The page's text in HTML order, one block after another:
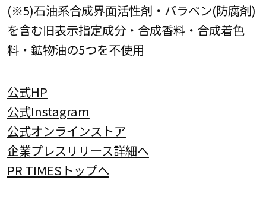
(※5)石油系合成界面活性剤・パラベン(防腐剤)
を含む旧表示指定成分・合成香料・合成着色
料・鉱物油の5つを不使用
公式HP
公式Instagram
公式オンラインストア
企業プレスリリース詳細へ
PR TIMESトップへ